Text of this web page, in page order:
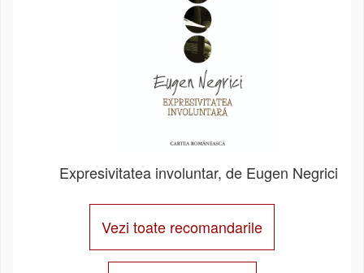
Expresivitatea involuntar, de Eugen Negrici
Vezi toate recomandarile